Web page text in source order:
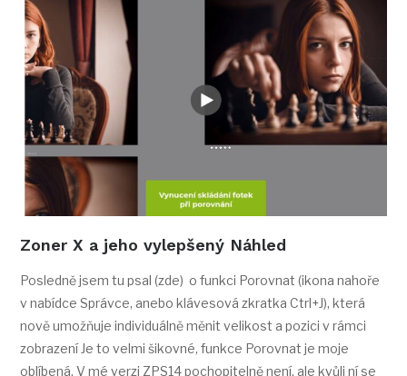
Zoner X a jeho vylepšený Náhled
Posledně jsem tu psal (zde) o funkci Porovnat (ikona nahoře
v nabídce Správce, anebo klávesová zkratka Ctrl+J), která
nově umožňuje individuálně měnit velikost a pozici v rámci
zobrazení Je to velmi šikovné, funkce Porovnat je moje
oblíbená. V mé verzi ZPS14 pochopitelně není, ale kvůli ní se